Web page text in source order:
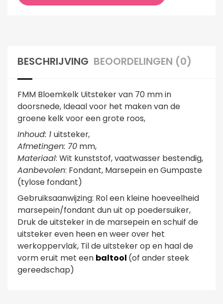
BESCHRIJVING BEOORDELINGEN (0)
FMM Bloemkelk Uitsteker van 70 mm in
doorsnede, Ideaal voor het maken van de
groene kelk voor een grote roos,
Inhoud: 1 uitsteker,
Afmetingen: 70 mm,
Materiaal: Wit kunststof, vaatwasser bestendig,
Aanbevolen: Fondant, Marsepein en Gumpaste
(tylose fondant)
Gebruiksaanwijzing: Rol een kleine hoeveelheid
marsepein/fondant dun uit op poedersuiker,
Druk de uitsteker in de marsepein en schuif de
uitsteker even heen en weer over het
werkoppervlak, Til de uitsteker op en haal de
vorm eruit met een baltool (of ander steek
gereedschap)